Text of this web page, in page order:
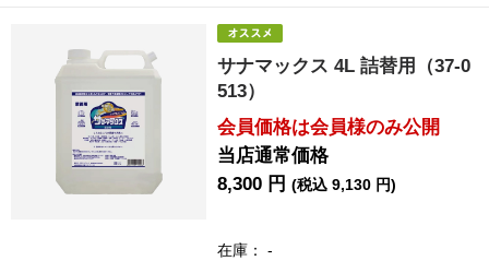
サナマックス 4L 詰替用（37-0
513）
会員価格は会員様のみ公開
当店通常価格
8,300 円(税込 9,130 円)
在庫： -